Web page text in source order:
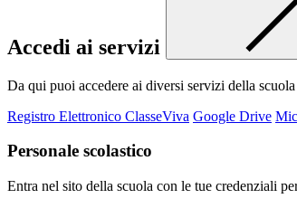
Accedi ai servizi
Da qui puoi accedere ai diversi servizi della
Registro Elettronico ClasseViva Google Drive
Personale scolastico
Entra nel sito della scuola con le tue credenziali